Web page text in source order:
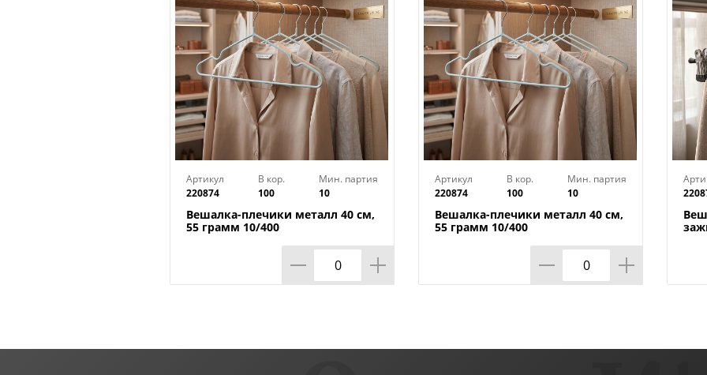
Артикул
220874
В кор.
100
Мин. партия
10
Вешалка-плечики металл 40 см,
55 грамм 10/400
Артикул
220874
В кор.
100
Мин. партия
10
Вешалка-плечики металл 40 см,
55 грамм 10/400